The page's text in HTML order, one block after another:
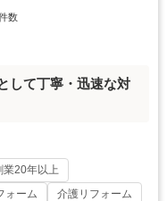
数
して丁寧・迅速な対
業20年以上
ォーム 介護リフォーム